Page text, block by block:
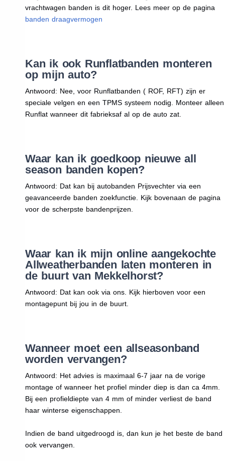
vrachtwagen banden is dit hoger. Lees meer op de pagina
banden draagvermogen
Kan ik ook Runflatbanden monteren
op mijn auto?
Antwoord: Nee, voor Runflatbanden ( ROF, RFT) zijn er
speciale velgen en een TPMS systeem nodig. Monteer alleen
Runflat wanneer dit fabrieksaf al op de auto zat.
Waar kan ik goedkoop nieuwe all
season banden kopen?
Antwoord: Dat kan bij autobanden Prijsvechter via een
geavanceerde banden zoekfunctie. Kijk bovenaan de pagina
voor de scherpste bandenprijzen.
Waar kan ik mijn online aangekochte
Allweatherbanden laten monteren in
de buurt van Mekkelhorst?
Antwoord: Dat kan ook via ons. Kijk hierboven voor een
montagepunt bij jou in de buurt.
Wanneer moet een allseasonband
worden vervangen?
Antwoord: Het advies is maximaal 6-7 jaar na de vorige
montage of wanneer het profiel minder diep is dan ca 4mm.
Bij een profieldiepte van 4 mm of minder verliest de band
haar winterse eigenschappen.
Indien de band uitgedroogd is, dan kun je het beste de band
ook vervangen.